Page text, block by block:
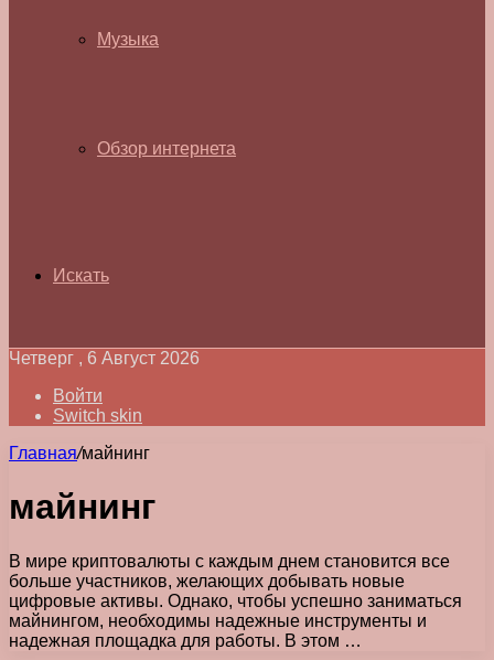
Музыка
Обзор интернета
Искать
Четверг , 6 Август 2026
Войти
Switch skin
Главная/майнинг
майнинг
В мире криптовалюты с каждым днем становится все
больше участников, желающих добывать новые
цифровые активы. Однако, чтобы успешно заниматься
майнингом, необходимы надежные инструменты и
надежная площадка для работы. В этом …